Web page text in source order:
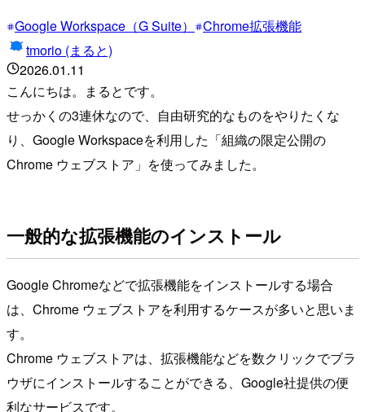
Google Workspace（G Suite）
Chrome拡張機能
tmorio (まると)
2026.01.11
こんにちは。まるとです。
せっかくの3連休なので、自由研究的なものをやりたくな
り、Google Workspaceを利用した「組織の限定公開の
Chrome ウェブストア」を使ってみました。
一般的な拡張機能のインストール
Google Chromeなどで拡張機能をインストールする場合
は、Chrome ウェブストアを利用するケースが多いと思いま
す。
Chrome ウェブストアは、拡張機能などを数クリックでブラ
ウザにインストールすることができる、Google社提供の便
利なサービスです。